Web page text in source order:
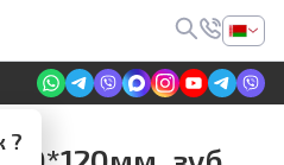
на сайте
?